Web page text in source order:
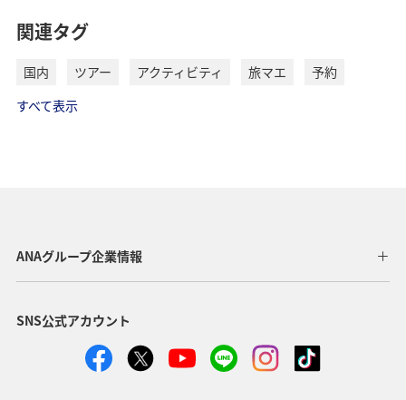
関連タグ
国内 ツアー アクティビティ 旅マエ
予約
すべて表示
ANAグループ企業情報
SNS公式アカウント